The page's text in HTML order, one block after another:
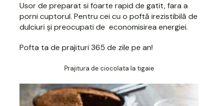
Usor de preparat si foarte rapid de gatit, fara a
porni cuptorul. Pentru cei cu o poftă irezistibilă de
dulciuri și preocupati de economisirea energiei.
Pofta ta de prajituri 365 de zile pe an!
Prajitura de ciocolata la tigaie